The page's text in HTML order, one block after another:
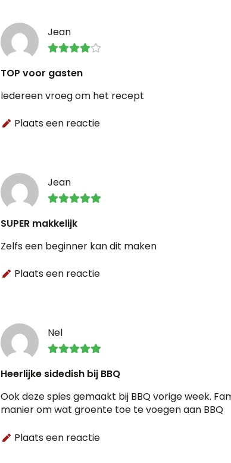
Jean
TOP voor gasten
Iedereen vroeg om het recept
Plaats een reactie
Jean
SUPER makkelijk
Zelfs een beginner kan dit maken
Plaats een reactie
Nel
Heerlijke sidedish bij BBQ
Ook deze spies gemaakt bij BBQ vorige week.
manier om wat groente toe te voegen aan BBQ
Plaats een reactie